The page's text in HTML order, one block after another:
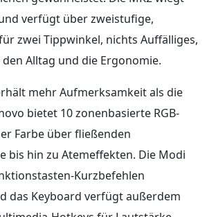
verfügt über zweistufige,
zwei Tippwinkel, nichts Auffälliges,
Alltag und die Ergonomie.
mehr Aufmerksamkeit als die
bietet 10 zonenbasierte RGB-
Farbe über fließenden
bis hin zu Atemeffekten. Die Modi
Kurzbefehlen
das Keyboard verfügt außerdem